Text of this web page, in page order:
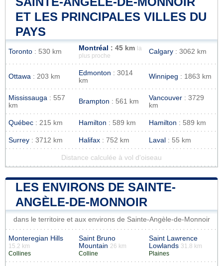
ET LES PRINCIPALES VILLES DU
PAYS
Toronto : 530 km Montréal : 45 km
la
plus proche
Calgary : 3062 km
Ottawa : 203 km Edmonton : 3014
km
Winnipeg : 1863 km
Mississauga : 557
km
Brampton : 561 km Vancouver : 3729
km
Québec : 215 km Hamilton : 589 km Hamilton : 589 km
Surrey : 3712 km Halifax : 752 km Laval : 55 km
Distance calculée à vol d'oiseau
LES ENVIRONS DE SAINTE-
ANGÈLE-DE-MONNOIR
dans le territoire et aux environs de Sainte-Angèle-de-Monnoir
Monteregian Hills
15.2 km
Collines
Saint Bruno
Mountain 26 km
Colline
Saint Lawrence
Lowlands 31.8 km
Plaines